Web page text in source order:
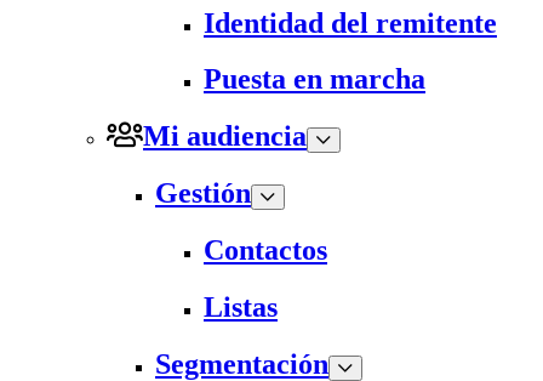
Identidad del remitente
Puesta en marcha
Mi audiencia
Gestión
Contactos
Listas
Segmentación